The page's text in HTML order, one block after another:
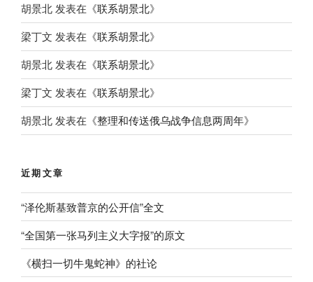
胡景北 发表在《联系胡景北》
梁丁文 发表在《联系胡景北》
胡景北 发表在《联系胡景北》
梁丁文 发表在《联系胡景北》
胡景北 发表在《整理和传送俄乌战争信息两周年》
近期文章
“泽伦斯基致普京的公开信”全文
“全国第一张马列主义大字报”的原文
《横扫一切牛鬼蛇神》的社论